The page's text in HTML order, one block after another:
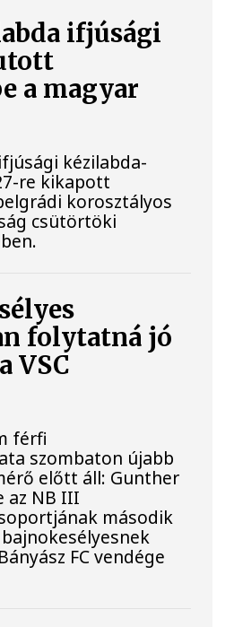
ifjúsági
a magyar
kézilabda-
re kikapott
korosztályos
csütörtöki
folytatná jó
VSC
férfi
szombaton újabb
előtt áll: Gunther
az NB III
második
FC vendége